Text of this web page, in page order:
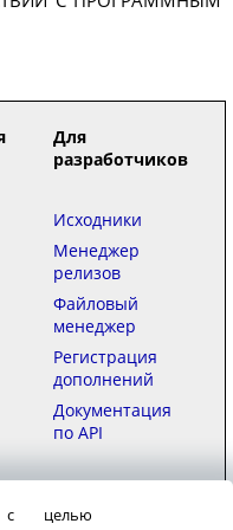
с целью
Для
разработчиков
Исходники
Менеджер
релизов
Файловый
менеджер
Регистрация
дополнений
Документация
по API